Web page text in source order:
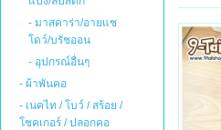
- มาสคาร่า/อายแช
โดว์/บรัชออน
- อุปกรณ์อื่นๆ
- ผ้าพันคอ
- เนคไท / โบว์ / สร้อย /
โชคเกอร์ / ปลอกคอ